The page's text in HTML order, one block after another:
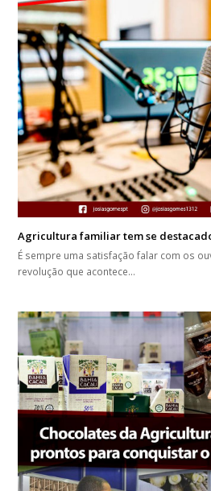
Agricultura familiar tem se
É sempre uma satisfação falar com os
revolução que acontece…